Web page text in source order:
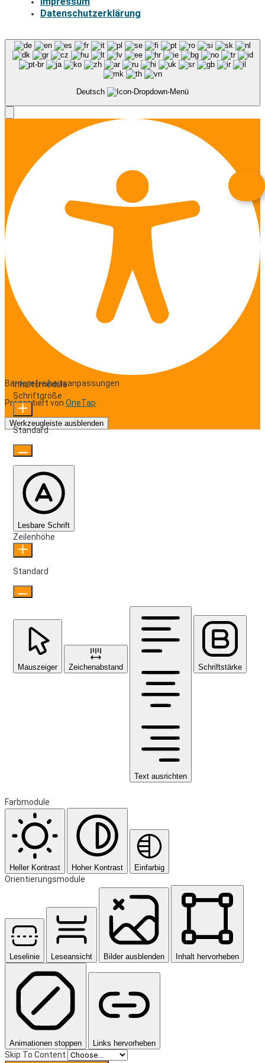
Datenschutzerklärung
Deutsch
Barrierefreiheitsanpassungen
Präsentiert von OneTap
Werkzeugleiste ausblenden
Inhaltsmodule
Schriftgröße
Standard
Lesbare Schrift
Zeilenhöhe
Standard
Mauszeiger Zeichenabstand
Text ausrichten
Schriftstärke
Farbmodule
Heller Kontrast Hoher Kontrast Einfarbig
Orientierungsmodule
Leselinie Leseansicht Bilder ausblenden Inhalt hervorheben
Animationen stoppen Links hervorheben
Skip To Content